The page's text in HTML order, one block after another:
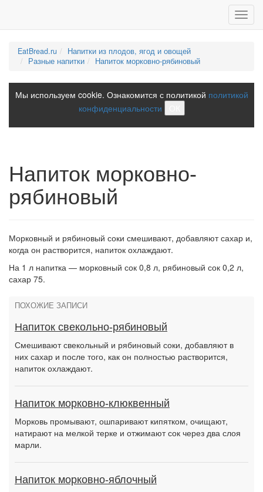
EatBread.ru
Напитки из плодов, ягод и овощей
Разные напитки
Напиток морковно-рябиновый
Мы используем cookie. Ознакомится с политикой политикой
конфиденциальности
Напиток морковно-
рябиновый
Морковный и рябиновый соки смешивают, добавляют сахар и,
когда он растворится, напиток охлаждают.
На 1 л напитка — морковный сок 0,8 л, рябиновый сок 0,2 л,
сахар 75.
ПОХОЖИЕ ЗАПИСИ
Напиток свекольно-рябиновый
Смешивают свекольный и рябиновый соки, добавляют в
них сахар и после того, как он полностью растворится,
напиток охлаждают.
Напиток морковно-клюквенный
Морковь промывают, ошпаривают кипятком, очищают,
натирают на мелкой терке и отжимают сок через два слоя
марли.
Напиток морковно-яблочный